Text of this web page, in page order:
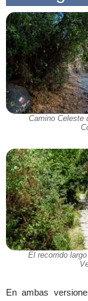
Camino Celeste
El recorrido
En ambas